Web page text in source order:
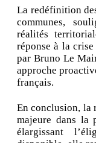
La redéfinition
communes,
réalités
réponse à la
par Bruno Le
approche
français.
En conclusion, la
majeure dans la
élargissant